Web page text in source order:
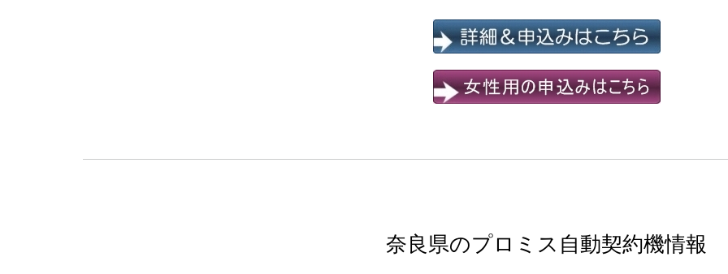
奈良県のプロミス自動契約機情報